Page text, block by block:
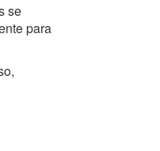
se
para